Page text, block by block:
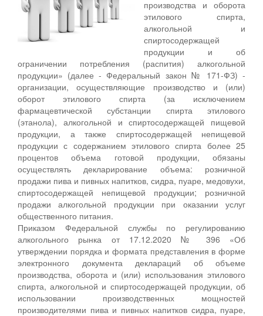
производства и оборота
этилового спирта,
алкогольной и
спиртосодержащей
продукции и об
ограничении потребления (распития) алкогольной
продукции» (далее - Федеральный закон № 171-ФЗ) -
организации, осуществляющие производство и (или)
оборот этилового спирта (за исключением
фармацевтической субстанции спирта этилового
(этанола), алкогольной и спиртосодержащей пищевой
продукции, а также спиртосодержащей непищевой
продукции с содержанием этилового спирта более 25
процентов объема готовой продукции, обязаны
осуществлять декларирование объема: розничной
продажи пива и пивных напитков, сидра, пуаре, медовухи,
спиртосодержащей непищевой продукции; розничной
продажи алкогольной продукции при оказании услуг
общественного питания.
Приказом Федеральной службы по регулированию
алкогольного рынка от 17.12.2020 № 396 «Об
утверждении порядка и формата представления в форме
электронного документа деклараций об объеме
производства, оборота и (или) использования этилового
спирта, алкогольной и спиртосодержащей продукции, об
использовании производственных мощностей
производителями пива и пивных напитков сидра, пуаре,